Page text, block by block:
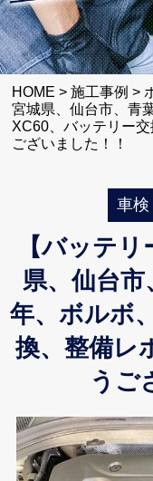
HOME >施工事例 >
宮城県、仙台市、青
XC60、バッテリー
ございました！！
車検
【バッテ
県、仙台市
年、ボルボ
換、整備レ
うご